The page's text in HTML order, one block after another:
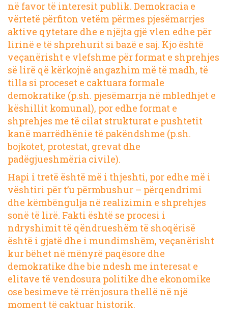
në favor të interesit publik. Demokracia e
vërtetë përfiton vetëm përmes pjesëmarrjes
aktive qytetare dhe e njëjta gjë vlen edhe për
lirinë e të shprehurit si bazë e saj. Kjo është
veçanërisht e vlefshme për format e shprehjes
së lirë që kërkojnë angazhim më të madh, të
tilla si proceset e caktuara formale
demokratike (p.sh. pjesëmarrja në mbledhjet e
këshillit komunal), por edhe format e
shprehjes me të cilat strukturat e pushtetit
kanë marrëdhënie të pakëndshme (p.sh.
bojkotet, protestat, grevat dhe
padëgjueshmëria civile).
Hapi i tretë është më i thjeshti, por edhe më i
vështiri për t’u përmbushur – përqendrimi
dhe këmbëngulja në realizimin e shprehjes
sonë të lirë. Fakti është se procesi i
ndryshimit të qëndrueshëm të shoqërisë
është i gjatë dhe i mundimshëm, veçanërisht
kur bëhet në mënyrë paqësore dhe
demokratike dhe bie ndesh me interesat e
elitave të vendosura politike dhe ekonomike
ose besimeve të rrënjosura thellë në një
moment të caktuar historik.